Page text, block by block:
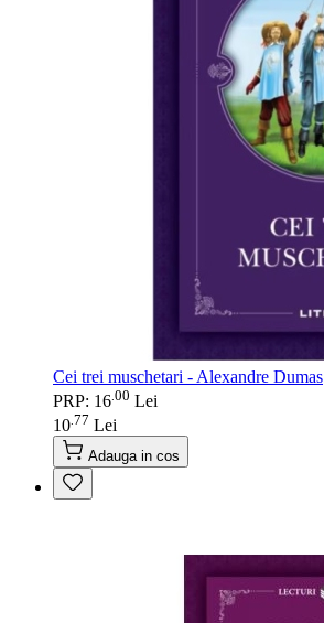
Cei trei muschetari - Alexandre Dumas
PRP: 16 00 Lei
10 77 Lei
Adauga in cos